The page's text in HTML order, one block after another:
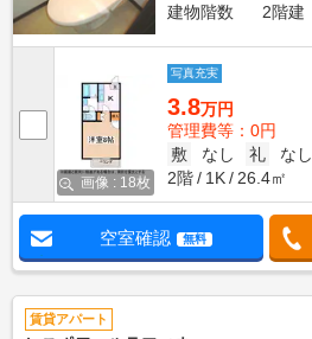
建物階数
2階建
画像 : 18枚
写真充実
3.8万円
管理費等：0円
敷
なし 礼
なし
2階
1K 26.4㎡
空室確認 無料
賃貸アパート